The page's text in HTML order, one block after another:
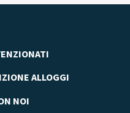
ALLOGGI
NOI